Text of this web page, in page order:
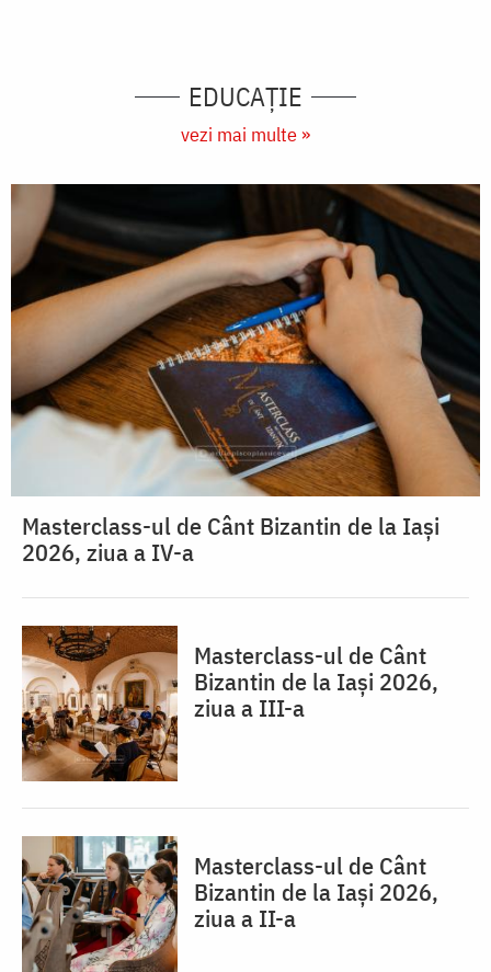
EDUCAŢIE
vezi mai multe »
Masterclass-ul de Cânt Bizantin de la Iași
2026, ziua a IV-a
Masterclass-ul de Cânt
Bizantin de la Iași 2026,
ziua a III-a
Masterclass-ul de Cânt
Bizantin de la Iași 2026,
ziua a II-a